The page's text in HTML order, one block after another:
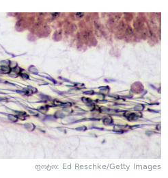
ფოტო: Ed Reschke/Getty Images